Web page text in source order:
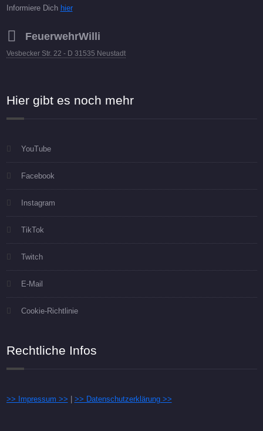
Informiere Dich hier
FeuerwehrWilli
Vesbecker Str. 22 - D 31535 Neustadt
Hier gibt es noch mehr
YouTube
Facebook
Instagram
TikTok
Twitch
E-Mail
Cookie-Richtlinie
Rechtliche Infos
>> Impressum >> >> Datenschutzerklärung >>